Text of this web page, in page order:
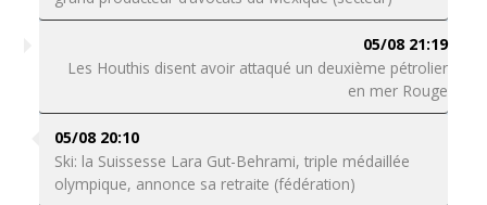
05/08 21:19
Les Houthis disent avoir attaqué un deuxième pétrolier
en mer Rouge
05/08 20:10
Ski: la Suissesse Lara Gut-Behrami, triple médaillée
olympique, annonce sa retraite (fédération)